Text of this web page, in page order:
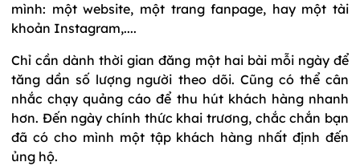
mình: một website, một trang fanpage, hay một tài
khoản Instagram,....
Chỉ cần dành thời gian đăng một hai bài mỗi ngày để
tăng dần số lượng người theo dõi. Cũng có thể cân
nhắc chạy quảng cáo để thu hút khách hàng nhanh
hơn. Đến ngày chính thức khai trương, chắc chắn bạn
đã có cho mình một tập khách hàng nhất định đến
ủng hộ.